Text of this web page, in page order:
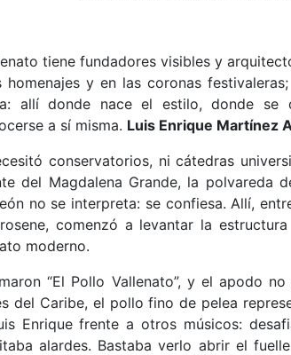
tiene fundadores visibles y
homenajes y en las coronas
allí donde nace el estilo, donde se
a sí misma. Luis Enrique Martínez
conservatorios, ni cátedras
del Magdalena Grande, la polvareda
no se interpreta: se confiesa. Allí,
comenzó a levantar la
moderno.
“El Pollo Vallenato”, y el apodo
del Caribe, el pollo fino de pelea
Enrique frente a otros músicos:
alardes. Bastaba verlo abrir el